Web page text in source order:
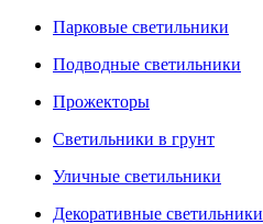
Парковые светильники
Подводные светильники
Прожекторы
Светильники в грунт
Уличные светильники
Декоративные светильники